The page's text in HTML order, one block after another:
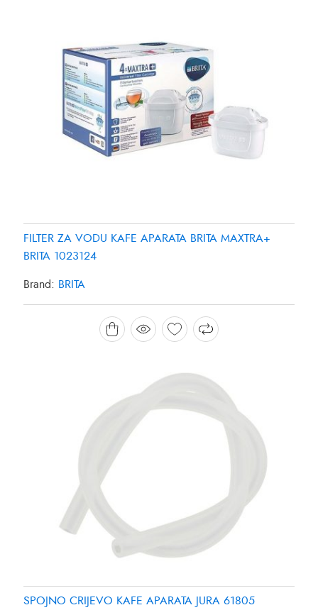
FILTER ZA VODU KAFE APARATA BRITA MAXTRA+
BRITA 1023124
Brand: BRITA
SPOJNO CRIJEVO KAFE APARATA JURA 61805